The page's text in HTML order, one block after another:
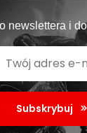
newslettera i
Subskrybuj